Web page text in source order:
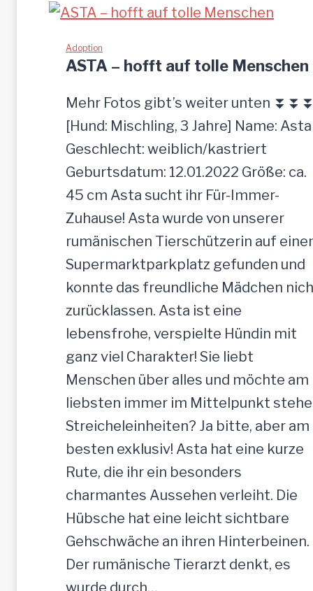
u
t
r
a
u
l
i
c
h
e
H
ü
n
d
i
n
,
5
2
c
m
Adoption
ASTA – hofft auf tolle Menschen
Mehr Fotos gibt’s weiter unten
[Hund: Mischling, 3 Jahre] Name: Asta
Geschlecht: weiblich/kastriert
Geburtsdatum: 12.01.2022 Größe: ca.
45 cm Asta sucht ihr Für-Immer-
Zuhause! Asta wurde von unserer
rumänischen Tierschützerin auf
Supermarktparkplatz gefunden und
konnte das freundliche Mädchen
zurücklassen. Asta ist eine
lebensfrohe, verspielte Hündin mit
ganz viel Charakter! Sie liebt
Menschen über alles und möchte am
liebsten immer im Mittelpunkt
Streicheleinheiten? Ja bitte, aber am
besten exklusiv! Asta hat eine kurze
Rute, die ihr ein besonders
charmantes Aussehen verleiht. Die
Hübsche hat eine leicht sichtbare
Gehschwäche an ihren Hinterbeinen.
Der rumänische Tierarzt denkt, es
wurde durch…